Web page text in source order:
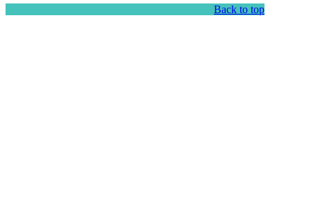
Back to top